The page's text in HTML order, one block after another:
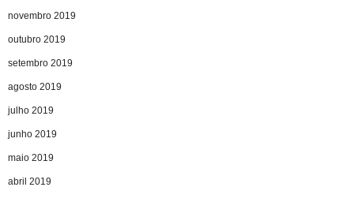
novembro 2019
outubro 2019
setembro 2019
agosto 2019
julho 2019
junho 2019
maio 2019
abril 2019